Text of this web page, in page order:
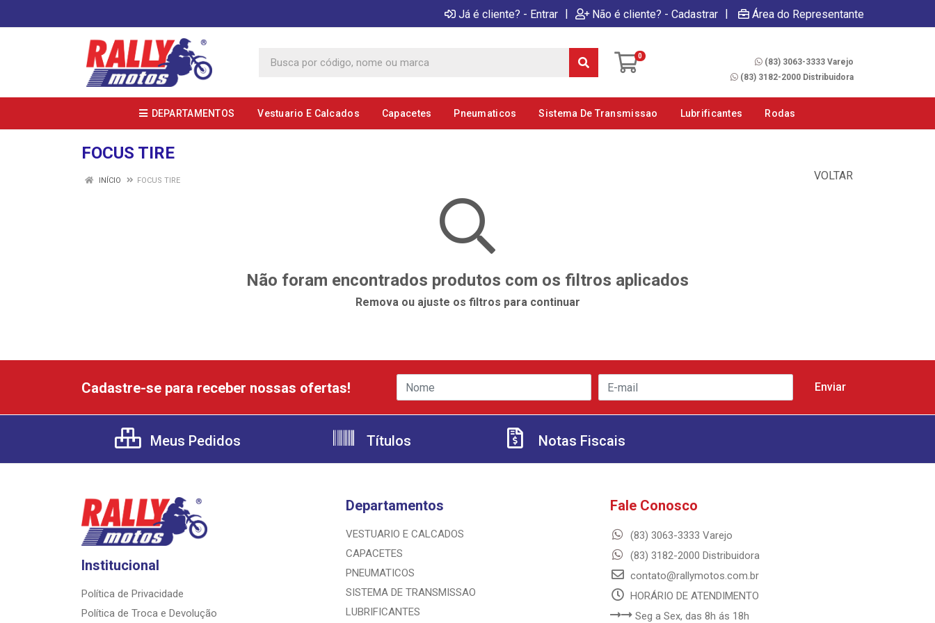
Já é cliente? - Entrar | Não é cliente? - Cadastrar | Área do Representante
0
(83) 3063-3333 Varejo
(83) 3182-2000 Distribuidora
DEPARTAMENTOS Vestuario E Calcados Capacetes Pneumaticos Sistema De Transmissao Lubrificantes Rodas
FOCUS TIRE
VOLTAR
INÍCIO FOCUS TIRE
Não foram encontrados produtos com os filtros aplicados
Remova ou ajuste os filtros para continuar
Cadastre-se para receber nossas ofertas!
Meus Pedidos Títulos Notas Fiscais
Institucional
Política de Privacidade
Política de Troca e Devolução
Departamentos
VESTUARIO E CALCADOS
CAPACETES
PNEUMATICOS
SISTEMA DE TRANSMISSAO
LUBRIFICANTES
Fale Conosco
(83) 3063-3333 Varejo
(83) 3182-2000 Distribuidora
contato@rallymotos.com.br
HORÁRIO DE ATENDIMENTO
Seg a Sex, das 8h ás 18h